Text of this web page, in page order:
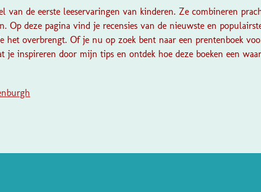
van de eerste leeservaringen van kinderen. Ze combineren
Op deze pagina vind je recensies van de nieuwste en
het overbrengt. Of je nu op zoek bent naar een prentenboek
je inspireren door mijn tips en ontdek hoe deze boeken een